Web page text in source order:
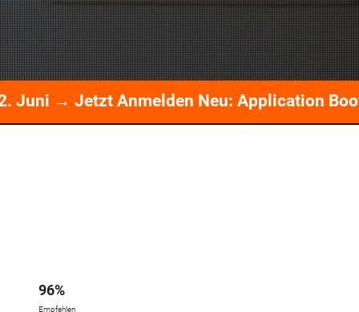
22. Juni → Jetzt Anmelden Neu: Application Bootcamp Auf Englisch – AMM Kurs Ab 22. Juni → Jetzt Anmelden Neu: Application Bootcamp Auf Englisch – AMM Kurs Ab 22. Juni → Jetzt Anmelden Neu: Application
96%
Empfehlen